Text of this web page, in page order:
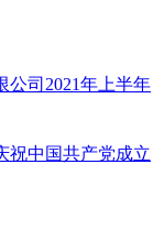
公司2021年上半年
中国共产党成立